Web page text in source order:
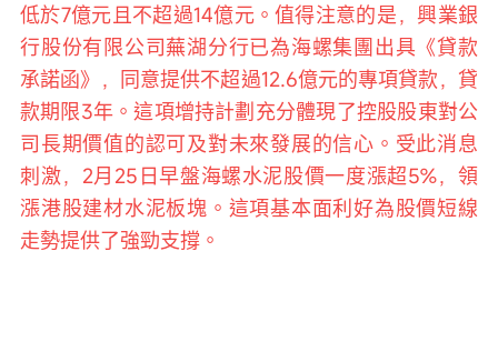
低於7億元且不超過14億元。值得注意的是，興業銀
行股份有限公司蕪湖分行已為海螺集團出具《貸款
承諾函》，同意提供不超過12.6億元的專項貸款，貸
款期限3年。這項增持計劃充分體現了控股股東對公
司長期價值的認可及對未來發展的信心。受此消息
刺激，2月25日早盤海螺水泥股價一度漲超5%，領
漲港股建材水泥板塊。這項基本面利好為股價短線
走勢提供了強勁支撐。